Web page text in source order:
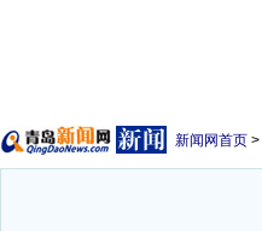
新闻网首页 >